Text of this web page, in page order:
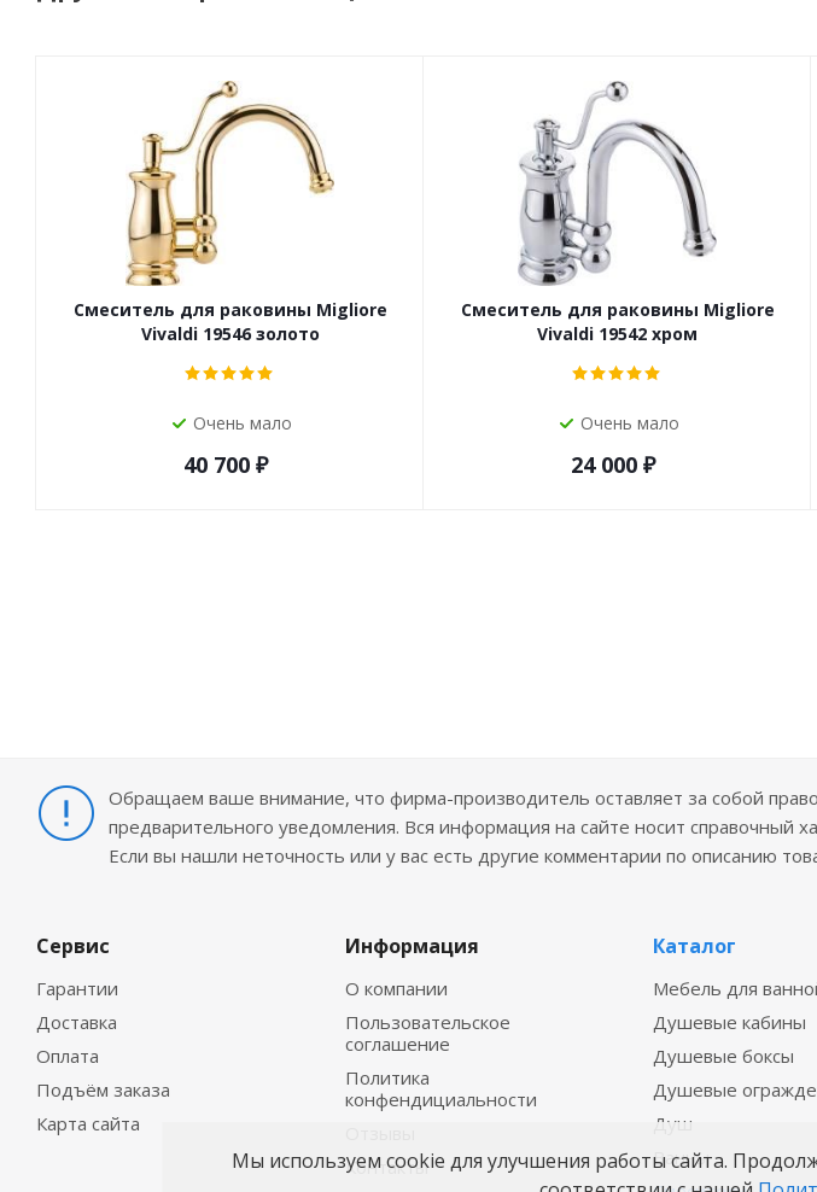
Смеситель для раковины Migliore
Vivaldi 19546 золото
Очень мало
40 700 ₽
Смеситель для раковины Migliore
Vivaldi 19542 хром
Очень мало
24 000 ₽
Обращаем ваше внимание, что фирма-производитель оставляет за собой
предварительного уведомления. Вся информация на сайте носит справочный
Если вы нашли неточность или у вас есть другие комментарии по описанию
Сервис
Гарантии
Доставка
Оплата
Подъём заказа
Карта сайта
Информация
О компании
Пользовательское
соглашение
Политика
конфендициальности
Контакты
Каталог
Мебель для
Душевые кабины
Душевые боксы
Душевые
Душ
Ванны
Мы используем cookie для улучшения работы сайта.